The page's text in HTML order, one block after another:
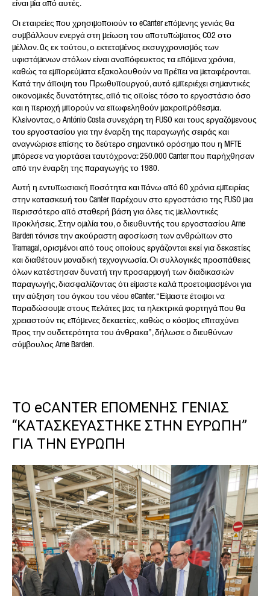
είναι μία από αυτές.
Οι εταιρείες που χρησιμοποιούν το eCanter επόμενης γενιάς θα
συμβάλλουν ενεργά στη μείωση του αποτυπώματος CO2 στο
μέλλον. Ως εκ τούτου, ο εκτεταμένος εκσυγχρονισμός των
υφιστάμενων στόλων είναι αναπόφευκτος τα επόμενα χρόνια,
καθώς τα εμπορεύματα εξακολουθούν να πρέπει να μεταφέρονται.
Κατά την άποψη του Πρωθυπουργού, αυτό εμπεριέχει σημαντικές
οικονομικές δυνατότητες, από τις οποίες τόσο το εργοστάσιο όσο
και η περιοχή μπορούν να επωφεληθούν μακροπρόθεσμα.
Κλείνοντας, ο António Costa συνεχάρη τη FUSO και τους εργαζόμενους
του εργοστασίου για την έναρξη της παραγωγής σειράς και
αναγνώρισε επίσης το δεύτερο σημαντικό ορόσημο που η MFTE
μπόρεσε να γιορτάσει ταυτόχρονα: 250.000 Canter που παρήχθησαν
από την έναρξη της παραγωγής το 1980.
Αυτή η εντυπωσιακή ποσότητα και πάνω από 60 χρόνια εμπειρίας
στην κατασκευή του Canter παρέχουν στο εργοστάσιο της FUSO μια
περισσότερο από σταθερή βάση για όλες τις μελλοντικές
προκλήσεις. Στην ομιλία του, ο διευθυντής του εργοστασίου Arne
Barden τόνισε την ακούραστη αφοσίωση των ανθρώπων στο
Tramagal, ορισμένοι από τους οποίους εργάζονται εκεί για δεκαετίες
και διαθέτουν μοναδική τεχνογνωσία. Οι συλλογικές προσπάθειες
όλων κατέστησαν δυνατή την προσαρμογή των διαδικασιών
παραγωγής, διασφαλίζοντας ότι είμαστε καλά προετοιμασμένοι για
την αύξηση του όγκου του νέου eCanter. “Είμαστε έτοιμοι να
παραδώσουμε στους πελάτες μας τα ηλεκτρικά φορτηγά που θα
χρειαστούν τις επόμενες δεκαετίες, καθώς ο κόσμος επιταχύνει
προς την ουδετερότητα του άνθρακα”, δήλωσε ο διευθύνων
σύμβουλος Arne Barden.
ΤΟ eCANTER ΕΠΟΜΕΝΗΣ ΓΕΝΙΑΣ
“ΚΑΤΑΣΚΕΥΑΣΤΗΚΕ ΣΤΗΝ ΕΥΡΩΠΗ”
ΓΙΑ ΤΗΝ ΕΥΡΩΠΗ